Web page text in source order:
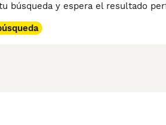
búsqueda y espera el resultado